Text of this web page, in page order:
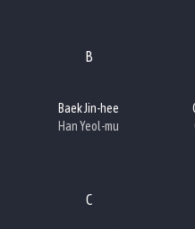
B
Baek Jin-hee
Han Yeol-mu
C